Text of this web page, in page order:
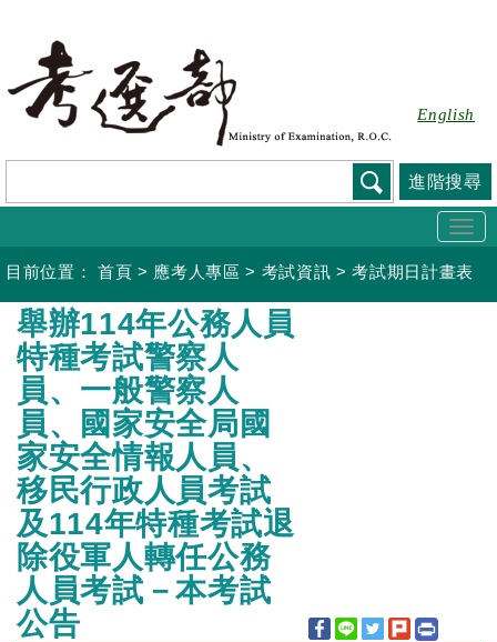
要
容
English
進階搜尋
目前位置： 首頁 > 應考人專區 > 考試資訊 >考試期日計畫表
:::
舉辦114年公務人員
特種考試警察人
員、一般警察人
員、國家安全局國
家安全情報人員、
移民行政人員考試
及114年特種考試退
除役軍人轉任公務
人員考試－本考試
公告